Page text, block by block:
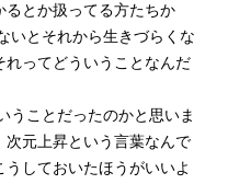
るとか扱ってる方たちか
いとそれから生きづらくな
れってどういうことなんだ
うことだったのかと思いま
次元上昇という言葉なんで
しておいたほうがいいよ